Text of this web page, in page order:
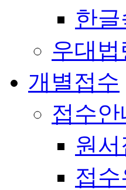
한글
우대법
개별접수
접수안
원
접